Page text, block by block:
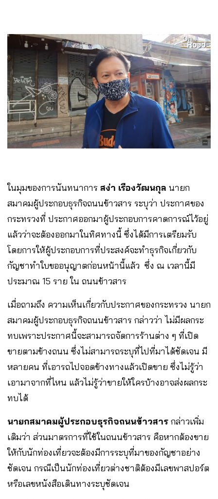
ในมุมของการนันทนาการ สง่า เรืองวัฒนกุล นายก
สมาคมผู้ประกอบธุรกิจถนนข้าวสาร ระบุว่า ประกาศของ
กระทรวงที่ ประกาศออกมาผู้ประกอบการคาดการณ์ไว้อยู่
แล้วว่าจะต้องออกมาในทิศทางนี้ ซึ่งได้มีการเตรียมรับ
โดยการให้ผู้ประกอบการที่ประสงค์จะทำธุรกิจเกี่ยวกับ
กัญชาทำใบขออนุญาตก่อนหน้านี้แล้ว ซึ่ง ณ เวลานี้มี
ประมาณ 15 ราย ใน ถนนข้าวสาร
เมื่อถามถึง ความเห็นเกี่ยวกับประกาศของกระทรวง นายก
สมาคมผู้ประกอบธุรกิจถนนข้าวสาร กล่าวว่า ไม่มีผลกระ
ทบเพราะประกาศนี้จะสามารถจัดการร้านต่าง ๆ ที่เปิด
ขายตามข้างถนน ซึ่งไม่สามารถระบุที่ไปที่มาได้ชัดเจน มี
หลายคน ที่เอารถไปจอดข้างทางแล้วเปิดขาย ซึ่งไม่รู้ว่า
เอามาจากที่ไหน แล้วไม่รู้ว่าขายให้ใครบ้างอาจส่งผลกระ
ทบได้
นายกสมาคมผู้ประกอบธุรกิจถนนข้าวสาร กล่าวเพิ่ม
เติมว่า ส่วนมาตรการที่ใช้ในถนนข้าวสาร คือหากต้องขาย
ให้กับนักท่องเที่ยวจะต้องมีการระบุที่มาของกัญชาอย่าง
ชัดเจน กรณีเป็นนักท่องเที่ยวต่างชาติต้องมีเลขพาสปอร์ต
หรือเลขหนังสือเดินทางระบุชัดเจน